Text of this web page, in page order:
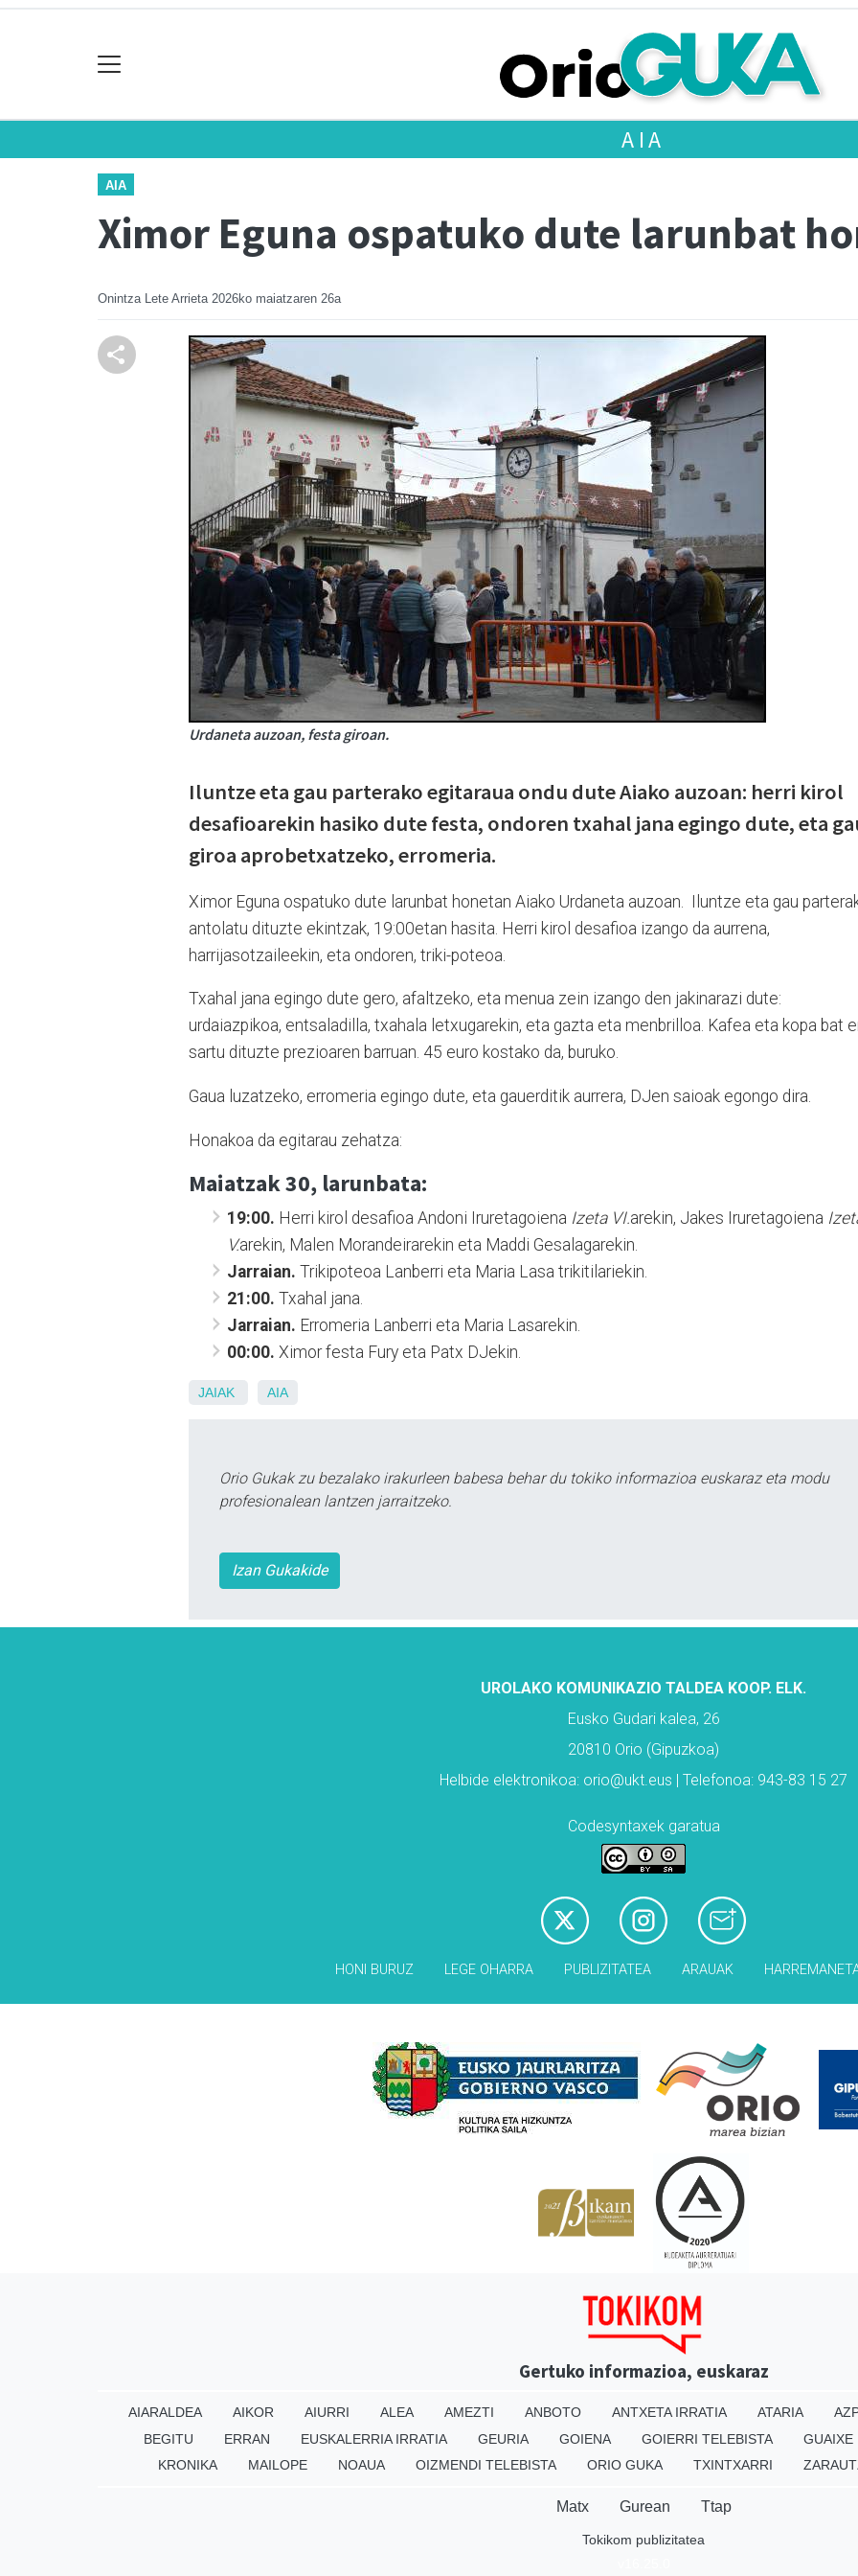
AIA
AIA
Ximor Eguna ospatuko dute larunbat
Onintza Lete Arrieta 2026ko maiatzaren 26a
Urdaneta auzoan, festa giroan.
Iluntze eta gau parterako egitaraua ondu dute Aiako auzoan: herri kirol
desafioarekin hasiko dute festa, ondoren txahal jana egingo dute, eta
giroa aprobetxatzeko, erromeria.
Ximor Eguna ospatuko dute larunbat honetan Aiako Urdaneta auzoan. Iluntze eta gau
antolatu dituzte ekintzak, 19:00etan hasita. Herri kirol desafioa izango da aurrena,
harrijasotzaileekin, eta ondoren, triki-poteoa.
Txahal jana egingo dute gero, afaltzeko, eta menua zein izango den jakinarazi dute:
urdaiazpikoa, entsaladilla, txahala letxugarekin, eta gazta eta menbrilloa. Kafea eta kopa bat
sartu dituzte prezioaren barruan. 45 euro kostako da, buruko.
Gaua luzatzeko, erromeria egingo dute, eta gauerditik aurrera, DJen saioak egongo dira.
Honakoa da egitarau zehatza:
Maiatzak 30, larunbata:
19:00. Herri kirol desafioa Andoni Iruretagoiena Izeta VI.arekin, Jakes Iruretagoiena
V.arekin, Malen Morandeirarekin eta Maddi Gesalagarekin.
Jarraian. Trikipoteoa Lanberri eta Maria Lasa trikitilariekin.
21:00. Txahal jana.
Jarraian. Erromeria Lanberri eta Maria Lasarekin.
00:00. Ximor festa Fury eta Patx DJekin.
JAIAK AIA
Orio Gukak zu bezalako irakurleen babesa behar du tokiko informazioa euskaraz eta modu
profesionalean lantzen jarraitzeko.
Izan Gukakide
UROLAKO KOMUNIKAZIO TALDEA KOOP. ELK.
Eusko Gudari kalea, 26
20810 Orio (Gipuzkoa)
Helbide elektronikoa: orio@ukt.eus | Telefonoa: 943-83 15 27
Codesyntaxek garatua
HONI BURUZ LEGE OHARRA PUBLIZITATEA ARAUAK
Gertuko informazioa, euskaraz
AIARALDEA AIKOR AIURRI ALEA AMEZTI ANBOTO ANTXETA IRRATIA ATARIA
BEGITU
ERRAN EUSKALERRIA IRRATIA GEURIA GOIENA GOIERRI TELEBISTA GUAIXE
KRONIKA
MAILOPE NOAUA OIZMENDI TELEBISTA ORIO GUKA TXINTXARRI
Matx Gurean Ttap
Tokikom publizitatea